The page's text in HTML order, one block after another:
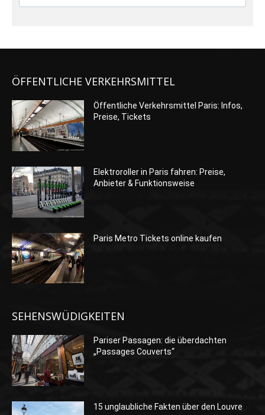
ÖFFENTLICHE VERKEHRSMITTEL
Öffentliche Verkehrsmittel Paris: Infos,
Preise, Tickets
Elektroroller in Paris fahren: Preise,
Anbieter & Funktionsweise
Paris Metro Tickets online kaufen
SEHENSWÜDIGKEITEN
Pariser Passagen: die überdachten
„Passages Couverts“
15 unglaubliche Fakten über den Louvre